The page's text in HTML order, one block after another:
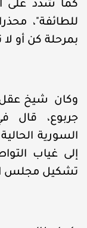
كما شدد على
للطائفة"،
بمرحلة كن أو
وكان شيخ عقل
جربوع، قال
السورية
إلى غياب
تشكيل مجلس